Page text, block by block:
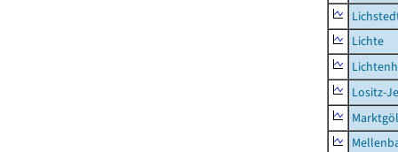
Lichte
Lositz-